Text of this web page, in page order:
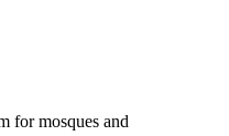
for mosques and